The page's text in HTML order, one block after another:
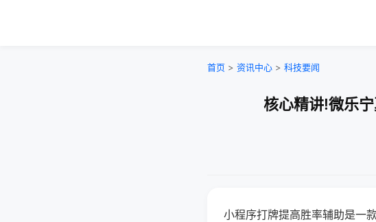
首页 > 资讯中心 > 科技要闻
核心精讲!微乐
小程序打牌提高胜率辅助是一